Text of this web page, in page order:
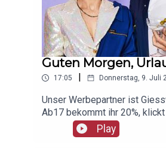
Guten Morgen,
17:05 Donnerstag, 9. Juli
Unser Werbepartner ist
Ab17 bekommt ihr 20%,
https://serv.linkster.co/r/
Play